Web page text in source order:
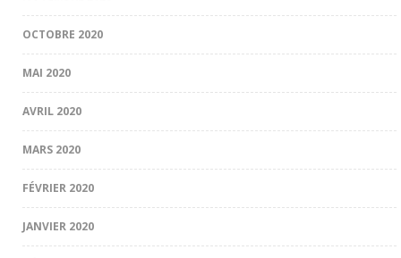
OCTOBRE 2020
MAI 2020
AVRIL 2020
MARS 2020
FÉVRIER 2020
JANVIER 2020